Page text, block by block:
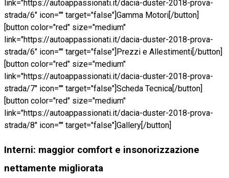
link="https://autoappassionati.it/dacia-duster-2018-prova-
strada/6" icon="" target="false"]Gamma Motori[/button]
[button color="red" size="medium"
link="https://autoappassionati.it/dacia-duster-2018-prova-
strada/6" icon="" target="false"]Prezzi e Allestimenti[/button]
[button color="red" size="medium"
link="https://autoappassionati.it/dacia-duster-2018-prova-
strada/7" icon="" target="false"]Scheda Tecnica[/button]
[button color="red" size="medium"
link="https://autoappassionati.it/dacia-duster-2018-prova-
strada/8" icon="" target="false"]Gallery[/button]
Interni: maggior comfort e insonorizzazione
nettamente migliorata